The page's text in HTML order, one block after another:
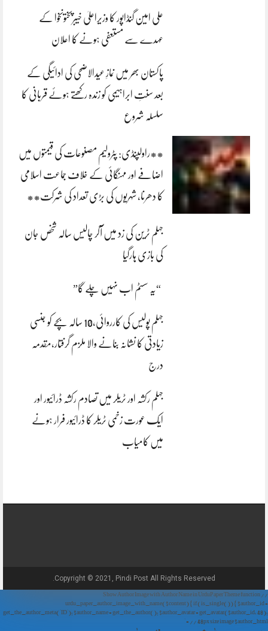
علی امین گنڈاپور کا وزیراعلیٰ خیبرپختونخوا کے
عہدے سے مستعفی ہونے کا اعلان
پاکستان بھر میں نمازِ عیدالاضحی کی ادائیگی کے
بعد سنتِ ابراہیمی کو زندہ رکھتے ہوئے قربانی کا
سلسلہ شروع
**راولپنڈی: پٹرولیم مصنوعات کی قیمتوں میں
اضافے اور مہنگائی کے خلاف جماعت اسلامی
کا دھرنا، شہریوں کی بڑی تعداد کی شرکت**
جہلم ٹرین کی زد میں آکر چالیس سالہ شخص جان
کی بازی ہارگیا
“یہ سسٹم اب نہیں چلے گا”
جہلم پولیس کی کارروائی،10 سالہ بچے کو جنسی
زیادتی کا نشانہ بنانے والا ملزم گرفتار،مقدمہ
درج
جہلم رکشہ اور ٹریلر میں تصادم رکشہ ڈرائیور اور
ایک عورت زخمی ٹریلر کا ڈرائیور فرار ہونے
میں کامیاب
Copyright © 2021, Pindi Post All Rights Reserved.
// Show Author Image with Author Name in UrduPaper Theme function
urdu_paper_author_image_with_name($content) { if (is_single()) { $author_id =
get_the_author_meta('ID'); $author_name = get_the_author(); $author_avatar = get_avatar($author_id, 48);
// 48px size image $author_html = '